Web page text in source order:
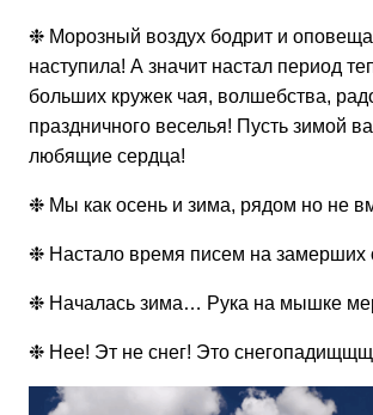
❉ Морозный воздух бодрит и
наступила! А значит настал период
больших кружек чая, волшебства,
праздничного веселья! Пусть зимой
любящие сердца!
❉ Мы как осень и зима, рядом но не
❉ Настало время писем на замерших
❉ Началась зима… Рука на мышке
❉ Нее! Эт не снег! Это